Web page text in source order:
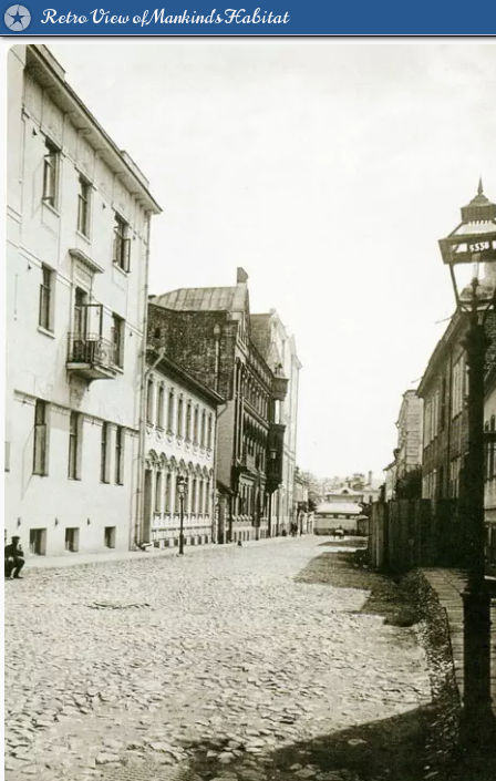
Retro View of Mankind's Habitat